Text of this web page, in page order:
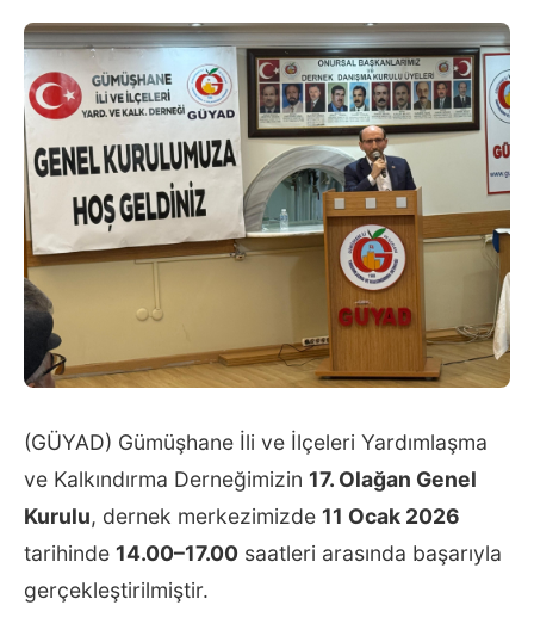
(GÜYAD) Gümüşhane İli ve İlçeleri Yardımlaşma
ve Kalkındırma Derneğimizin 17. Olağan Genel
Kurulu, dernek merkezimizde 11 Ocak 2026
tarihinde 14.00–17.00 saatleri arasında başarıyla
gerçekleştirilmiştir.